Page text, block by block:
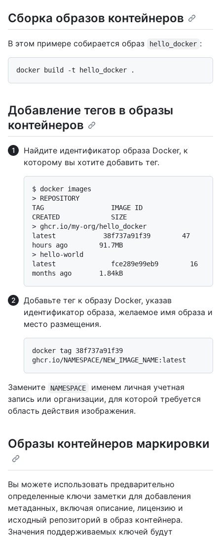
Сборка образов контейнеров
В этом примере собирается образ hello_docker :
Добавление тегов в образы
контейнеров
Найдите идентификатор образа Docker, к
которому вы хотите добавить тег.
$ docker images
> REPOSITORY
TAG                 IMAGE ID
CREATED             SIZE
> ghcr.io/my-org/hello_docker
latest            38f737a91f39        47
hours ago        91.7MB
>
hello-world
latest              fce289e99eb9        16
months ago       1.84kB
Добавьте тег к образу Docker, указав
идентификатор образа, желаемое имя образа и
место размещения.
docker tag 38f737a91f39
Замените NAMESPACE
именем личная учетная
запись или организации, для которой требуется
область действия изображения.
Образы контейнеров маркировки
Вы можете использовать предварительно
определенные ключи заметки для добавления
метаданных, включая описание, лицензию и
исходный репозиторий в образ контейнера.
Значения поддерживаемых ключей будут